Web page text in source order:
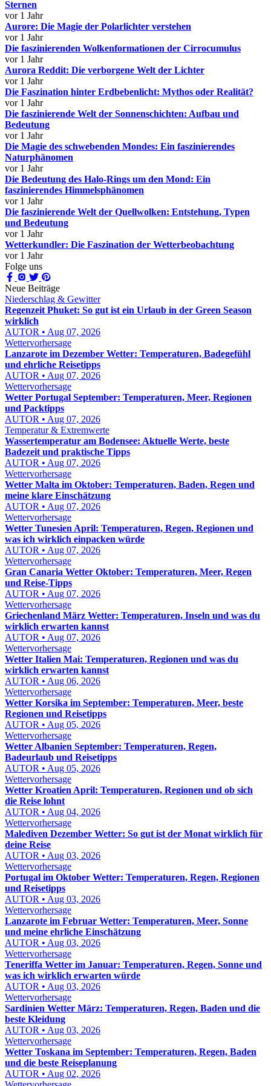
Sternen
vor 1 Jahr
Aurore: Die Magie der Polarlichter verstehen
vor 1 Jahr
Die faszinierenden Wolkenformationen der Cirrocumulus
vor 1 Jahr
Aurora Reddit: Die verborgene Welt der Lichter
vor 1 Jahr
Die Faszination hinter Erdbebenlicht: Mythos oder Realität?
vor 1 Jahr
Die faszinierende Welt der Sonnenschichten: Aufbau und
Bedeutung
vor 1 Jahr
Die Magie des schwebenden Mondes: Ein faszinierendes
Naturphänomen
vor 1 Jahr
Die Bedeutung des Halo-Rings um den Mond: Ein
faszinierendes Himmelsphänomen
vor 1 Jahr
Die faszinierende Welt der Quellwolken: Entstehung, Typen
und Bedeutung
vor 1 Jahr
Wetterkundler: Die Faszination der Wetterbeobachtung
vor 1 Jahr
Folge uns
Neue Beiträge
Niederschlag & Gewitter
Regenzeit Phuket: So gut ist ein Urlaub in der Green Season
wirklich
AUTOR • Aug 07, 2026
Wettervorhersage
Lanzarote im Dezember Wetter: Temperaturen, Badegefühl
und ehrliche Reisetipps
AUTOR • Aug 07, 2026
Wettervorhersage
Wetter Portugal September: Temperaturen, Meer, Regionen
und Packtipps
AUTOR • Aug 07, 2026
Temperatur & Extremwerte
Wassertemperatur am Bodensee: Aktuelle Werte, beste
Badezeit und praktische Tipps
AUTOR • Aug 07, 2026
Wettervorhersage
Wetter Malta im Oktober: Temperaturen, Baden, Regen und
meine klare Einschätzung
AUTOR • Aug 07, 2026
Wettervorhersage
Wetter Tunesien April: Temperaturen, Regen, Regionen und
was ich wirklich einpacken würde
AUTOR • Aug 07, 2026
Wettervorhersage
Gran Canaria Wetter Oktober: Temperaturen, Meer, Regen
und Reise-Tipps
AUTOR • Aug 07, 2026
Wettervorhersage
Griechenland März Wetter: Temperaturen, Inseln und was du
wirklich erwarten kannst
AUTOR • Aug 07, 2026
Wettervorhersage
Wetter Italien Mai: Temperaturen, Regionen und was du
wirklich erwarten kannst
AUTOR • Aug 06, 2026
Wettervorhersage
Wetter Korsika im September: Temperaturen, Meer, beste
Regionen und Reisetipps
AUTOR • Aug 05, 2026
Wettervorhersage
Wetter Albanien September: Temperaturen, Regen,
Badeurlaub und Reisetipps
AUTOR • Aug 05, 2026
Wettervorhersage
Wetter Kroatien April: Temperaturen, Regionen und ob sich
die Reise lohnt
AUTOR • Aug 04, 2026
Wettervorhersage
Malediven Dezember Wetter: So gut ist der Monat wirklich für
deine Reise
AUTOR • Aug 03, 2026
Wettervorhersage
Portugal im Oktober Wetter: Temperaturen, Regen, Regionen
und Reisetipps
AUTOR • Aug 03, 2026
Wettervorhersage
Lanzarote im Februar Wetter: Temperaturen, Meer, Sonne
und meine ehrliche Einschätzung
AUTOR • Aug 03, 2026
Wettervorhersage
Teneriffa Wetter im Januar: Temperaturen, Regen, Sonne und
was ich wirklich erwarten würde
AUTOR • Aug 03, 2026
Wettervorhersage
Sardinien Wetter März: Temperaturen, Regen, Baden und die
beste Kleidung
AUTOR • Aug 03, 2026
Wettervorhersage
Wetter Toskana im September: Temperaturen, Regen, Baden
und die beste Reiseplanung
AUTOR • Aug 02, 2026